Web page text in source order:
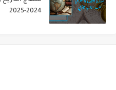
2025-2024